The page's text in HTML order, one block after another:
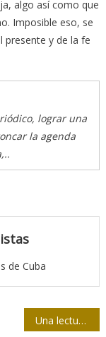
algo así como que
Imposible eso, se
presente y de la fe
lograr una
la agenda
de Cuba
Una lectura entre líneas de la Directiva Presidencial de Política de Obama